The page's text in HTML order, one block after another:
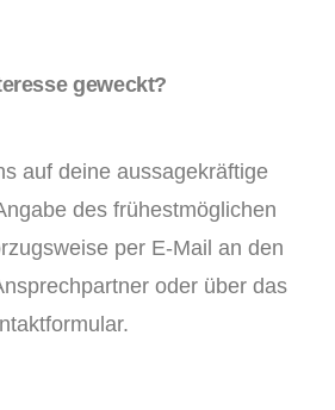
geweckt?
auf deine aussagekräftige
des frühestmöglichen
per E-Mail an den
oder über das